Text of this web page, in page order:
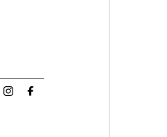
El País Brasil en Twitter
Internacional El País Brasil en
Internacional El País Brasil